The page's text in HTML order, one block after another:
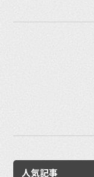
人気記事